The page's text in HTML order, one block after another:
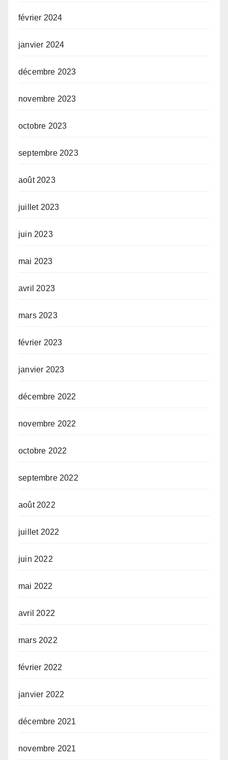
février 2024
janvier 2024
décembre 2023
novembre 2023
octobre 2023
septembre 2023
août 2023
juillet 2023
juin 2023
mai 2023
avril 2023
mars 2023
février 2023
janvier 2023
décembre 2022
novembre 2022
octobre 2022
septembre 2022
août 2022
juillet 2022
juin 2022
mai 2022
avril 2022
mars 2022
février 2022
janvier 2022
décembre 2021
novembre 2021